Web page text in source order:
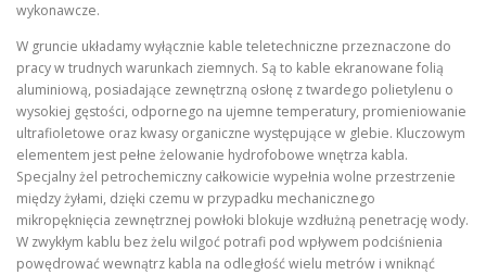
wykonawcze.
W gruncie układamy wyłącznie kable teletechniczne przeznaczone do
pracy w trudnych warunkach ziemnych. Są to kable ekranowane folią
aluminiową, posiadające zewnętrzną osłonę z twardego polietylenu o
wysokiej gęstości, odpornego na ujemne temperatury, promieniowanie
ultrafioletowe oraz kwasy organiczne występujące w glebie. Kluczowym
elementem jest pełne żelowanie hydrofobowe wnętrza kabla.
Specjalny żel petrochemiczny całkowicie wypełnia wolne przestrzenie
między żyłami, dzięki czemu w przypadku mechanicznego
mikropęknięcia zewnętrznej powłoki blokuje wzdłużną penetrację wody.
W zwykłym kablu bez żelu wilgoć potrafi pod wpływem podciśnienia
powędrować wewnątrz kabla na odległość wielu metrów i wniknąć